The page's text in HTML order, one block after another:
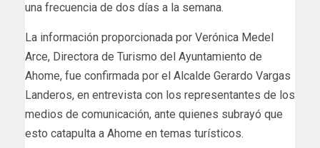
una frecuencia de dos días a la semana.
La información proporcionada por Verónica Medel
Arce, Directora de Turismo del Ayuntamiento de
Ahome, fue confirmada por el Alcalde Gerardo Vargas
Landeros, en entrevista con los representantes de los
medios de comunicación, ante quienes subrayó que
esto catapulta a Ahome en temas turísticos.